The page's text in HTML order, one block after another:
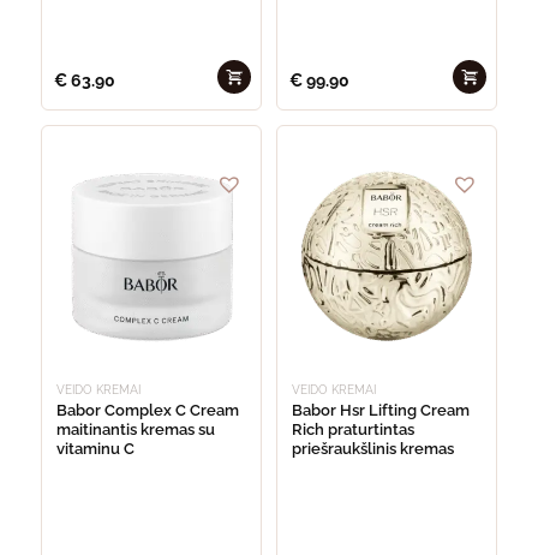
€63.90 €99.90
VEIDO KREMAI
Babor Complex C Cream
maitinantis kremas su
vitaminu C
VEIDO KREMAI
Babor Hsr Lifting Cream
Rich praturtintas
priešraukšlinis kremas